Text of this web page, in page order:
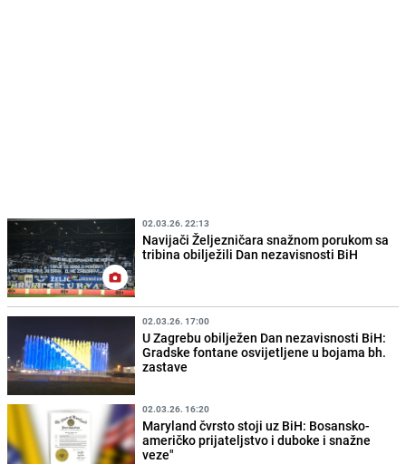
02.03.26. 22:13
Navijači Željezničara snažnom porukom sa
tribina obilježili Dan nezavisnosti BiH
02.03.26. 17:00
U Zagrebu obilježen Dan nezavisnosti BiH:
Gradske fontane osvijetljene u bojama bh.
zastave
02.03.26. 16:20
Maryland čvrsto stoji uz BiH: Bosansko-
američko prijateljstvo i duboke i snažne
veze"